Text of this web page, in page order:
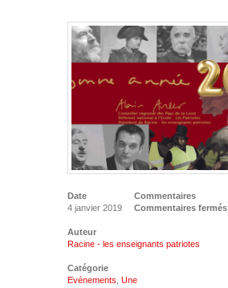
Date
4 janvier 2019
Commentaires
Commentaires fermés
Auteur
Racine - les enseignants patriotes
Catégorie
Evénements Une